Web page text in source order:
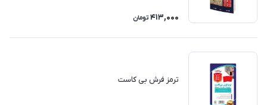
413,000 تومان
ترمز فرش بی کاست